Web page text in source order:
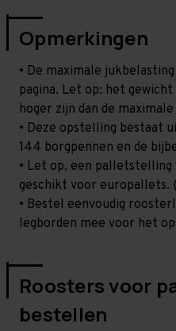
Opmerkingen
• De maximale
pagina. Let op: het
hoger zijn dan de
• Deze opstelling bestaat
144 borgpennen en de
• Let op, een palletstelling
geschikt voor europallets.
• Bestel eenvoudig
legborden mee voor het
Roosters voor
bestellen